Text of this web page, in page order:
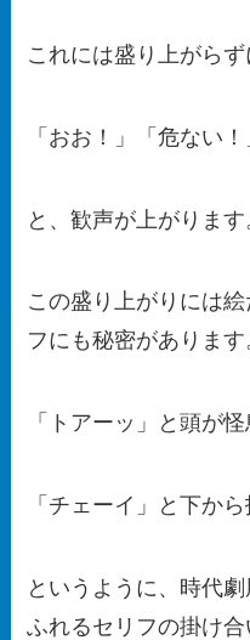
これには盛り上がらず
「おお！」「危ない
と、歓声が上がります
この盛り上がりには
フにも秘密があります
「トアーッ」と頭が
「チェーイ」と下か
というように、時代
ふれるセリフの掛け